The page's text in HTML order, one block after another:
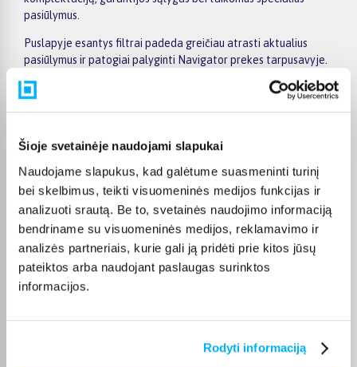
Šioje svetainėje naudojami slapukai
Naudojame slapukus, kad galėtume suasmeninti turinį
bei skelbimus, teikti visuomeninės medijos funkcijas ir
analizuoti srautą. Be to, svetainės naudojimo informaciją
bendriname su visuomeninės medijos, reklamavimo ir
analizės partneriais, kurie gali ją pridėti prie kitos jūsų
pateiktos arba naudojant paslaugas surinktos
informacijos.
Rodyti informaciją
pasiūlymus.
Puslapyje esantys filtrai padeda greičiau atrasti aktualius
pasiūlymus ir patogiai palyginti Navigator prekes tarpusavyje.
informaciją ir prekės aprašymą, kad galėtumėte priimti patogų
ir apgalvotą sprendimą.
Palyginkite Navigator prekes BIGBOX.LT ir išsirinkite
tinkamiausią variantą internetu.
Pirkėjų atsiliepimai apie prekes
Otilija J.